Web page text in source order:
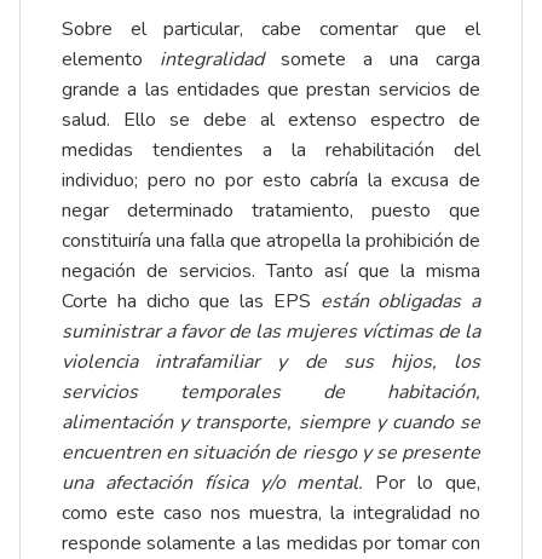
Sobre el particular, cabe comentar que el
elemento integralidad somete a una carga
grande a las entidades que prestan servicios de
salud. Ello se debe al extenso espectro de
medidas tendientes a la rehabilitación del
individuo; pero no por esto cabría la excusa de
negar determinado tratamiento, puesto que
constituiría una falla que atropella la prohibición de
negación de servicios. Tanto así que la misma
Corte ha dicho que las EPS están obligadas a
suministrar a favor de las mujeres víctimas de la
violencia intrafamiliar y de sus hijos, los
servicios temporales de habitación,
alimentación y transporte, siempre y cuando se
encuentren en situación de riesgo y se presente
una afectación física y/o mental. Por lo que,
como este caso nos muestra, la integralidad no
responde solamente a las medidas por tomar con